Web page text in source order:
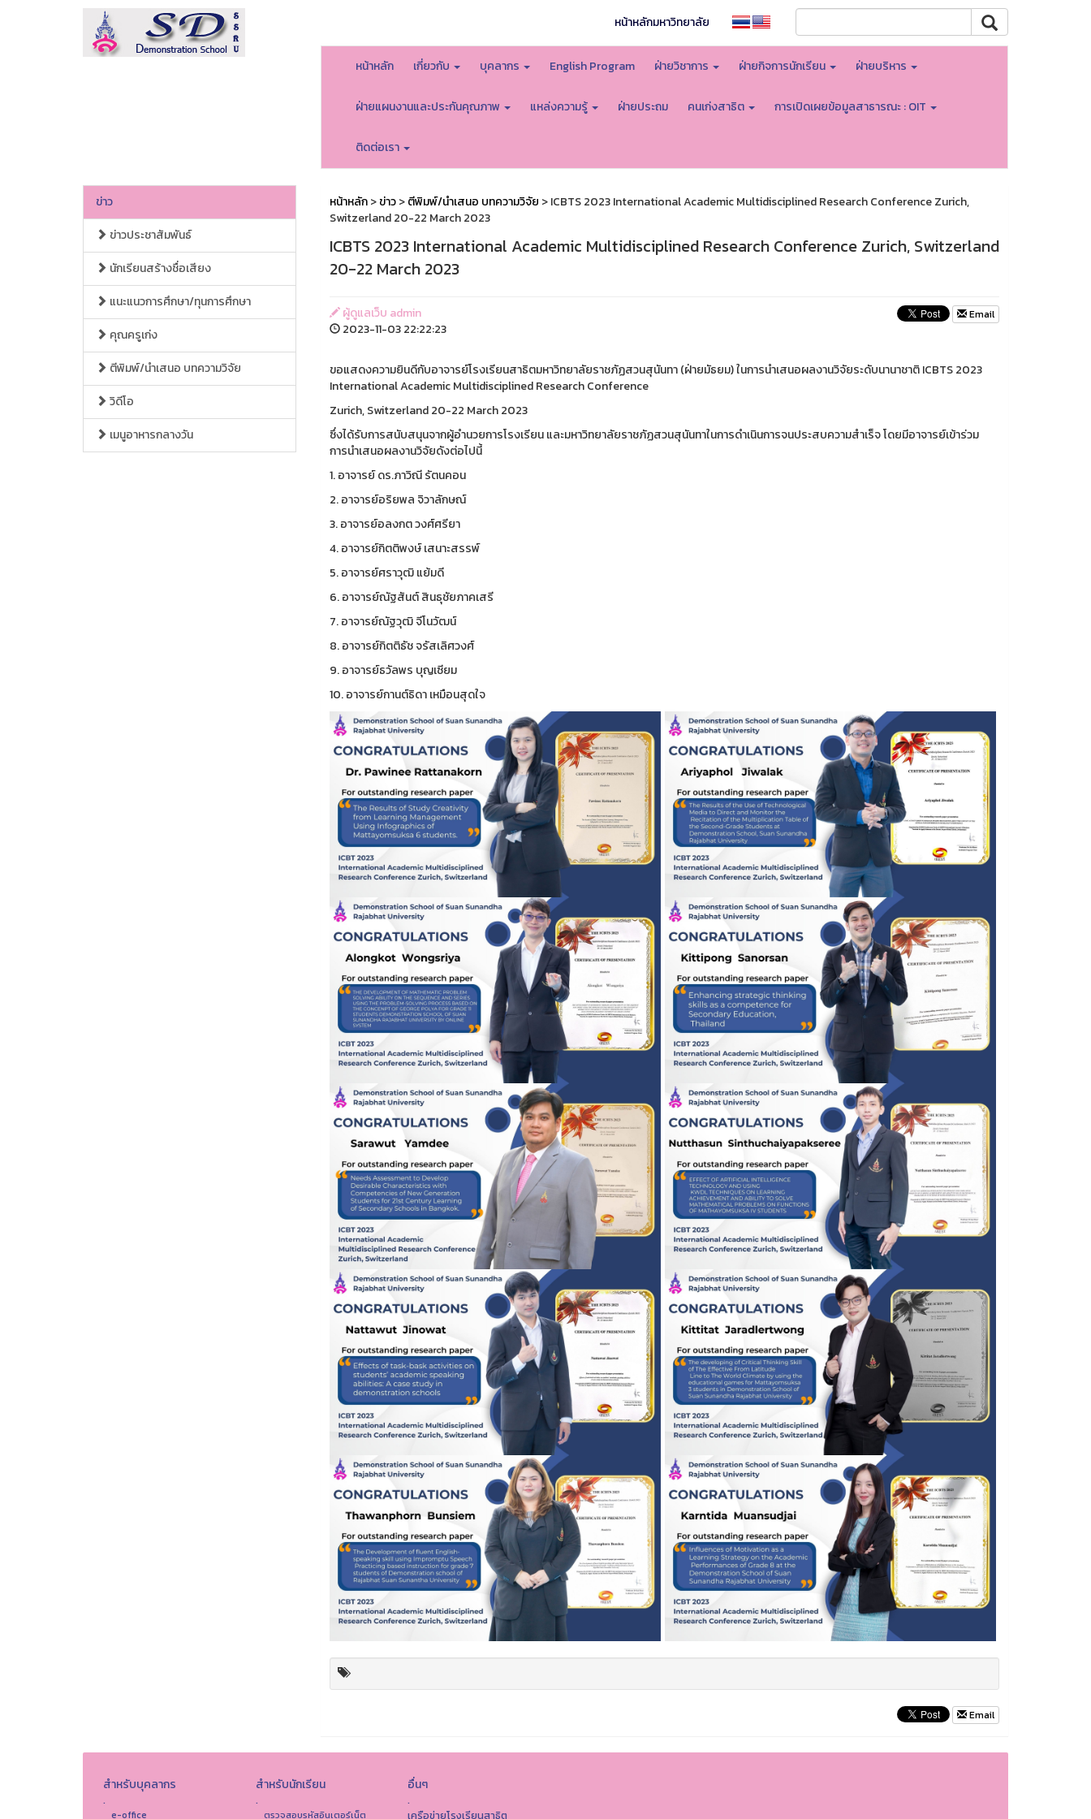
หน้าหลักมหาวิทยาลัย
หน้าหลัก เกี่ยวกับ บุคลากร English Program ฝ่ายวิชาการ ฝ่ายกิจการนักเรียน ฝ่ายบริหาร
ฝ่ายแผนงานและประกันคุณภาพ แหล่งความรู้ ฝ่ายประถม คนเก่งสาธิต การเปิดเผยข้อมูลสาธารณะ : OIT
ติดต่อเรา
ข่าว
ข่าวประชาสัมพันธ์
นักเรียนสร้างชื่อเสียง
แนะแนวการศึกษา/ทุนการศึกษา
คุณครูเก่ง
ตีพิมพ์/นำเสนอ บทความวิจัย
วิดีโอ
เมนูอาหารกลางวัน
หน้าหลัก>ข่าว>ตีพิมพ์/นำเสนอ บทความวิจัย > ICBTS 2023 International Academic Multidisciplined Research Conference Zurich,
Switzerland 20-22 March 2023
ICBTS 2023 International Academic Multidisciplined Research Conference Zurich, Switzerland
20-22 March 2023
ผู้ดูแลเว็บ admin
2023-11-03 22:22:23
Email
ขอแสดงความยินดีกับอาจารย์โรงเรียนสาธิตมหาวิทยาลัยราชภัฏสวนสุนันทา (ฝ่ายมัธยม) ในการนำเสนอผลงานวิจัยระดับนานาชาติ ICBTS 2023
International Academic Multidisciplined Research Conference
Zurich, Switzerland 20-22 March 2023
ซึ่งได้รับการสนับสนุนจากผู้อำนวยการโรงเรียน และมหาวิทยาลัยราชภัฏสวนสุนันทาในการดำเนินการจนประสบความสำเร็จ โดยมีอาจารย์เข้าร่วม
การนำเสนอผลงานวิจัยดังต่อไปนี้
1. อาจารย์ ดร.ภาวิณี รัตนคอน
2. อาจารย์อริยพล จิวาลักษณ์
3. อาจารย์อลงกต วงศ์ศรียา
4. อาจารย์กิตติพงษ์ เสนาะสรรพ์
5. อาจารย์ศราวุฒิ แย้มดี
6. อาจารย์ณัฐสันต์ สินธุชัยภาคเสรี
7. อาจารย์ณัฐวุฒิ จีโนวัฒน์
8. อาจารย์กิตติธัช จรัสเลิศวงศ์
9. อาจารย์ธวัลพร บุญเซียม
10. อาจารย์กานต์ธิดา เหมือนสุดใจ
Email
สำหรับบุคลากร
.
e-office
สำหรับนักเรียน
.
ตรวจสอบรหัสอินเตอร์เน็ต
อื่นๆ
.
เครือข่ายโรงเรียนสาธิต